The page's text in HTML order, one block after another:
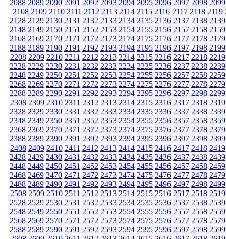
2088 2089 2090 2091 2092 2093 2094 2095 2096 2097 2098 2099
2108 2109 2110 2111 2112 2113 2114 2115 2116 2117 2118 2119
2128 2129 2130 2131 2132 2133 2134 2135 2136 2137 2138 2139
2148 2149 2150 2151 2152 2153 2154 2155 2156 2157 2158 2159
2168 2169 2170 2171 2172 2173 2174 2175 2176 2177 2178 2179
2188 2189 2190 2191 2192 2193 2194 2195 2196 2197 2198 2199
2208 2209 2210 2211 2212 2213 2214 2215 2216 2217 2218 2219
2228 2229 2230 2231 2232 2233 2234 2235 2236 2237 2238 2239
2248 2249 2250 2251 2252 2253 2254 2255 2256 2257 2258 2259
2268 2269 2270 2271 2272 2273 2274 2275 2276 2277 2278 2279
2288 2289 2290 2291 2292 2293 2294 2295 2296 2297 2298 2299
2308 2309 2310 2311 2312 2313 2314 2315 2316 2317 2318 2319
2328 2329 2330 2331 2332 2333 2334 2335 2336 2337 2338 2339
2348 2349 2350 2351 2352 2353 2354 2355 2356 2357 2358 2359
2368 2369 2370 2371 2372 2373 2374 2375 2376 2377 2378 2379
2388 2389 2390 2391 2392 2393 2394 2395 2396 2397 2398 2399
2408 2409 2410 2411 2412 2413 2414 2415 2416 2417 2418 2419
2428 2429 2430 2431 2432 2433 2434 2435 2436 2437 2438 2439
2448 2449 2450 2451 2452 2453 2454 2455 2456 2457 2458 2459
2468 2469 2470 2471 2472 2473 2474 2475 2476 2477 2478 2479
2488 2489 2490 2491 2492 2493 2494 2495 2496 2497 2498 2499
2508 2509 2510 2511 2512 2513 2514 2515 2516 2517 2518 2519
2528 2529 2530 2531 2532 2533 2534 2535 2536 2537 2538 2539
2548 2549 2550 2551 2552 2553 2554 2555 2556 2557 2558 2559
2568 2569 2570 2571 2572 2573 2574 2575 2576 2577 2578 2579
2588 2589 2590 2591 2592 2593 2594 2595 2596 2597 2598 2599